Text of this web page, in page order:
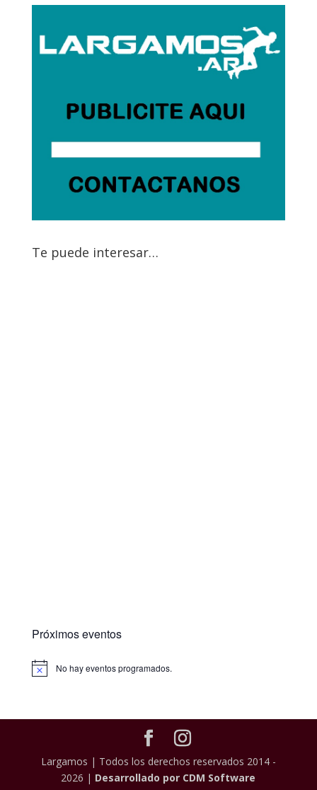
Te puede interesar…
Próximos eventos
No hay eventos programados.
Largamos | Todos los derechos reservados 2014 -
2026 | Desarrollado por CDM Software